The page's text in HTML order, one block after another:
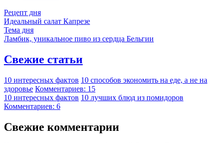
Рецепт дня
Идеальный салат Капрезе
Тема дня
Ламбик, уникальное пиво из сердца Бельгии
Свежие статьи
10 интересных фактов 10 способов экономить на еде, а не на
здоровье Комментариев: 15
10 интересных фактов 10 лучших блюд из помидоров
Комментариев: 6
Свежие комментарии